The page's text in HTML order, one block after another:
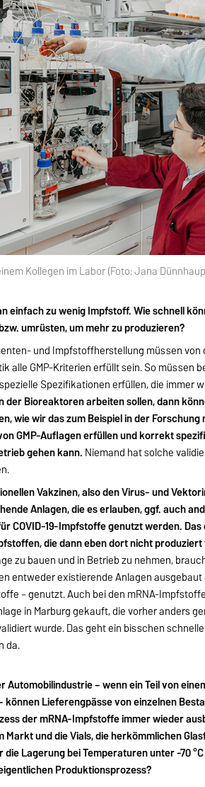
Kollegen im Labor (Foto: Jana
einfach zu wenig Impfstoff. Wie schnell
umrüsten, um mehr zu produzieren?
und Impfstoffherstellung müssen
alle GMP-Kriterien erfüllt sein. So müssen
Spezifikationen erfüllen, die immer
der Bioreaktoren arbeiten sollen, dann
wie wir das zum Beispiel in der
GMP-Auflagen erfüllen und korrekt
gehen kann. Niemand hat solche
Vakzinen, also den Virus- und
Anlagen, die es erlauben, ggf. auch
COVID-19-Impfstoffe genutzt werden.
die dann eben dort nicht
zu bauen und in Betrieb zu nehmen,
entweder existierende Anlagen
– genutzt. Auch bei den mRNA-
in Marburg gekauft, die vorher anders
wurde. Das geht ein bisschen
da.
Automobilindustrie – wenn ein Teil von
können Lieferengpässe von einzelnen
der mRNA-Impfstoffe immer wieder
Markt und die Vials, die herkömmlichen
Lagerung bei Temperaturen unter -70
Produktionsprozess?